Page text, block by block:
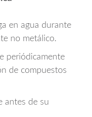
en agua durante
no metálico.
periódicamente
de compuestos
antes de su